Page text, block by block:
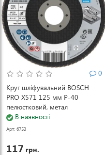
0
Круг шліфувальний BOSCH
PRO X571 125 мм P-40
пелюстковий, метал
(2608606922)
В наявності
Арт: 6753
117 грн.